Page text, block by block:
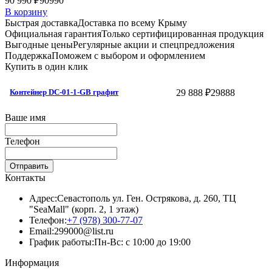
В корзину
Быстрая доставкаДоставка по всему Крыму
Официальная гарантияТолько сертифицированная продукция
Выгодные ценыРегулярные акции и спецпредложения
ПоддержкаПоможем с выбором и оформлением
Купить в один клик
Контейнер DC-01-1-GB графит 29 888 ₽29888
Ваше имя
Телефон
Отправить
Контакты
Адрес:Севастополь ул. Ген. Острякова, д. 260, ТЦ
"SeaMall" (корп. 2, 1 этаж)
Телефон:+7 (978) 300-77-07
Email:299000@list.ru
График работы:Пн-Вс: с 10:00 до 19:00
Информация